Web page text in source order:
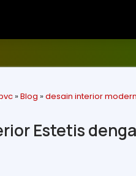
»Blog »desain interior modern
Estetis